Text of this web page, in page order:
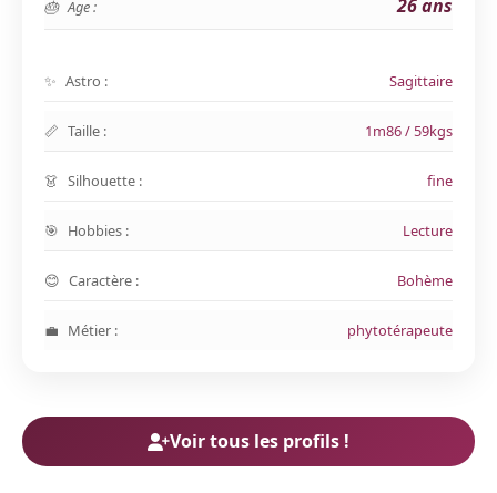
Age : 26 ans
Astro : Sagittaire
Taille : 1m86 / 59kgs
Silhouette : fine
Hobbies : Lecture
Caractère : Bohème
Métier : phytotérapeute
Voir tous les profils !